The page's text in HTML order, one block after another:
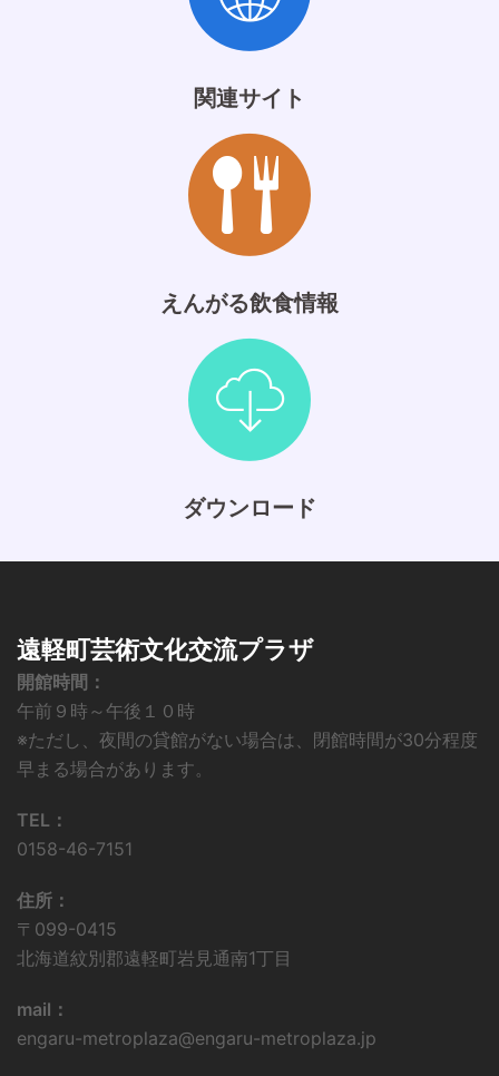
関連サイト
えんがる飲食情報
ダウンロード
遠軽町芸術文化交流プラザ
開館時間：
午前９時～午後１０時
※ただし、夜間の貸館がない場合は、閉館時間が30分程度
早まる場合があります。
TEL：
0158-46-7151
住所：
〒099-0415
北海道紋別郡遠軽町岩見通南1丁目
mail：
engaru-metroplaza@engaru-metroplaza.jp